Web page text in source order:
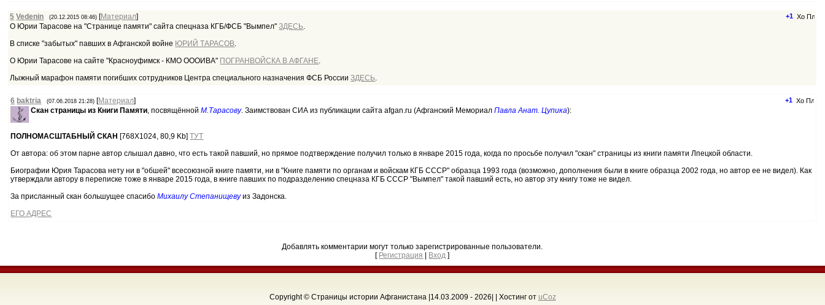
+1
5 Vedenin (20.12.2015 08:46) [Материал]
О Юрии Тарасове на "Странице памяти" сайта спецназа КГБ/ФСБ "Вымпел"ЗДЕСЬ.
В списке "забытых" павших в Афганской войне ЮРИЙ ТАРАСОВ.
О Юрии Тарасове на сайте "Красноуфимск - КМО ОООИВА" ПОГРАНВОЙСКА В АФГАНЕ.
Лыжный марафон памяти погибших сотрудников Центра специального назначения ФСБ РоссииЗДЕСЬ.
+1
6 baktria (07.06.2018 21:28) [Материал]
Скан страницы из Книги Памяти, посвящённойМ.Тарасову. Заимствован СИА из публикации сайта afgan.ru (Афганский МемориалПавла Анат. Цупика):
ПОЛНОМАСШТАБНЫЙ СКАН [768Х1024, 80,9 Kb]ТУТ
От автора: об этом парне автор слышал давно, что есть такой павший, но прямое подтверждение получил только в январе 2015 года, когда по просьбе получил "скан" страницы из книги памяти Лпецкой области.
Биографии Юрия Тарасова нету ни в "обшей" всесоюзной книге памяти, ни в "Книге памяти по органам и войскам КГБ СССР" образца 1993 года (возможно, дополнения были в книге образца 2002 года, но автор ее не видел). Как
утверждали автору в переписке тоже в январе 2015 года, в книге павших по подразделению спецназа КГБ СССР "Вымпел" такой павший есть, но автор эту книгу тоже не видел.
За присланный скан большущее спасибоМихаилу Степанищевуиз Задонска.
ЕГО АДРЕС
Добавлять комментарии могут только зарегистрированные пользователи.
[ Регистрация Вход ]
Copyright © Страницы истории Афганистана |14.03.2009 - 2026 Хостинг от uCoz